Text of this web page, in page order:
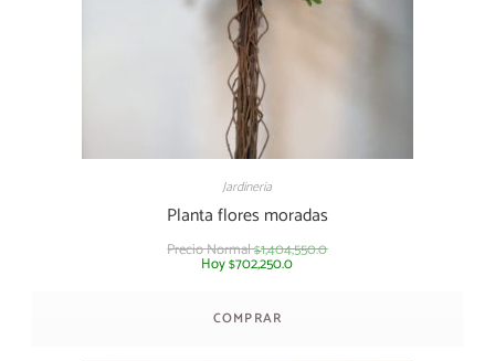
Jardineria
Planta flores moradas
Precio Normal$1,404,550.0
Hoy$702,250.0
COMPRAR